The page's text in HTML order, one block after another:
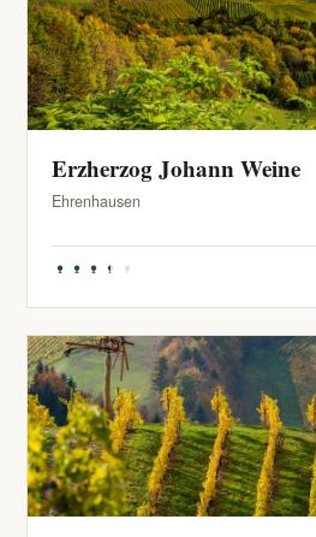
Erzherzog Johann Weine
Ehrenhausen